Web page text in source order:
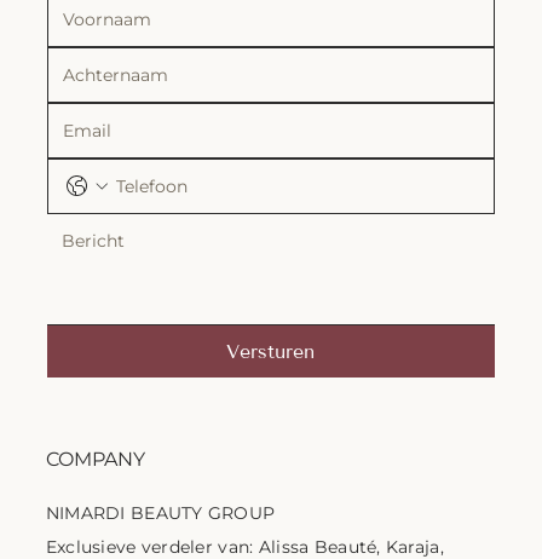
Versturen
COMPANY
NIMARDI BEAUTY GROUP
Exclusieve verdeler van: Alissa Beauté, Karaja,